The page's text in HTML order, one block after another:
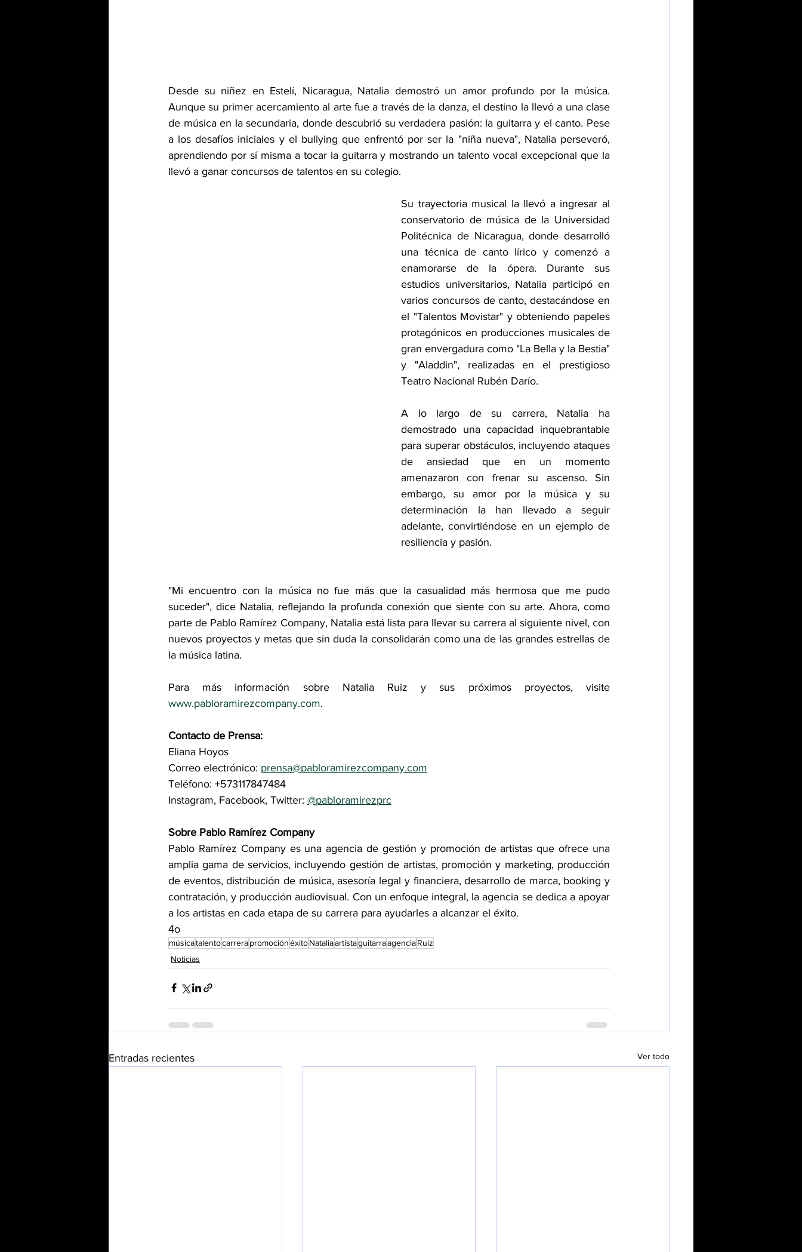
Desde su niñez en Estelí, Nicaragua, Natalia demostró un amor profundo por la música.
Aunque su primer acercamiento al arte fue a través de la danza, el destino la llevó a una clase
de música en la secundaria, donde descubrió su verdadera pasión: la guitarra y el canto. Pese
a los desafíos iniciales y el bullying que enfrentó por ser la "niña nueva", Natalia perseveró,
aprendiendo por sí misma a tocar la guitarra y mostrando un talento vocal excepcional que la
llevó a ganar concursos de talentos en su colegio.
Su trayectoria musical la llevó a ingresar al
conservatorio de música de la Universidad
Politécnica de Nicaragua, donde desarrolló
una técnica de canto lírico y comenzó a
enamorarse de la ópera. Durante sus
estudios universitarios, Natalia participó en
varios concursos de canto, destacándose en
el "Talentos Movistar" y obteniendo papeles
protagónicos en producciones musicales de
gran envergadura como "La Bella y la Bestia"
y "Aladdin", realizadas en el prestigioso
Teatro Nacional Rubén Darío.
A lo largo de su carrera, Natalia ha
demostrado una capacidad inquebrantable
para superar obstáculos, incluyendo ataques
de ansiedad que en un momento
amenazaron con frenar su ascenso. Sin
embargo, su amor por la música y su
determinación la han llevado a seguir
adelante, convirtiéndose en un ejemplo de
resiliencia y pasión.
"Mi encuentro con la música no fue más que la casualidad más hermosa que me pudo
suceder", dice Natalia, reflejando la profunda conexión que siente con su arte. Ahora, como
parte de Pablo Ramírez Company, Natalia está lista para llevar su carrera al siguiente nivel, con
nuevos proyectos y metas que sin duda la consolidarán como una de las grandes estrellas de
la música latina.
www.pabloramirezcompany.com.
Contacto de Prensa:
Eliana Hoyos
Correo electrónico: prensa@pabloramirezcompany.com
Teléfono: +573117847484
Instagram, Facebook, Twitter: @pabloramirezprc
Sobre Pablo Ramírez Company
Pablo Ramírez Company es una agencia de gestión y promoción de artistas que ofrece una
amplia gama de servicios, incluyendo gestión de artistas, promoción y marketing, producción
de eventos, distribución de música, asesoría legal y financiera, desarrollo de marca, booking y
contratación, y producción audiovisual. Con un enfoque integral, la agencia se dedica a apoyar
a los artistas en cada etapa de su carrera para ayudarles a alcanzar el éxito.
4o
músicatalentocarrerapromociónéxitoNataliaartistaguitarraagenciaRuiz
Noticias
Entradas recientes Ver todo